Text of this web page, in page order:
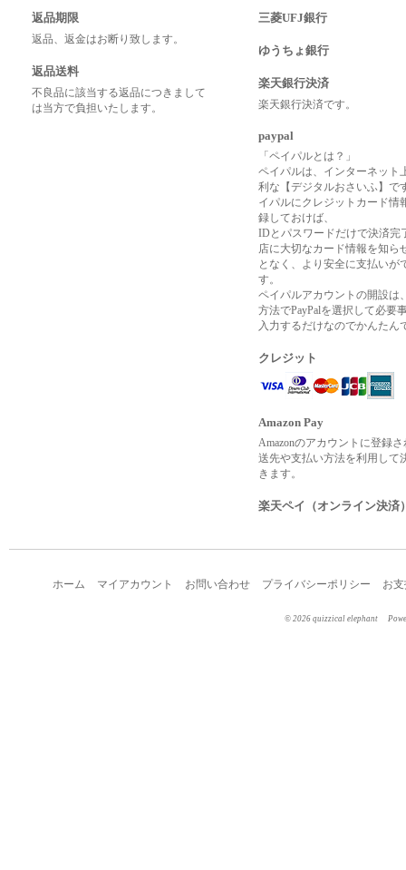
返品期限
返品、返金はお断り致します。
返品送料
不良品に該当する返品につきまして
は当方で負担いたします。
三菱UFJ銀行
ゆうちょ銀行
楽天銀行決済
楽天銀行決済です。
paypal
「ペイパルとは？」
ペイパルは、インターネット
利な【デジタルおさいふ】で
イパルにクレジットカード情
録しておけば、
IDとパスワードだけで決済完
店に大切なカード情報を知ら
となく、より安全に支払いが
す。
ペイパルアカウントの開設は
方法でPayPalを選択して必要
入力するだけなのでかんたん
クレジット
Amazon Pay
Amazonのアカウントに登録
送先や支払い方法を利用して
きます。
楽天ペイ（オンライン決済
ホーム マイアカウント お問い合わせ プライバシーポリシー お
©︎ 2026 quizzical elephant